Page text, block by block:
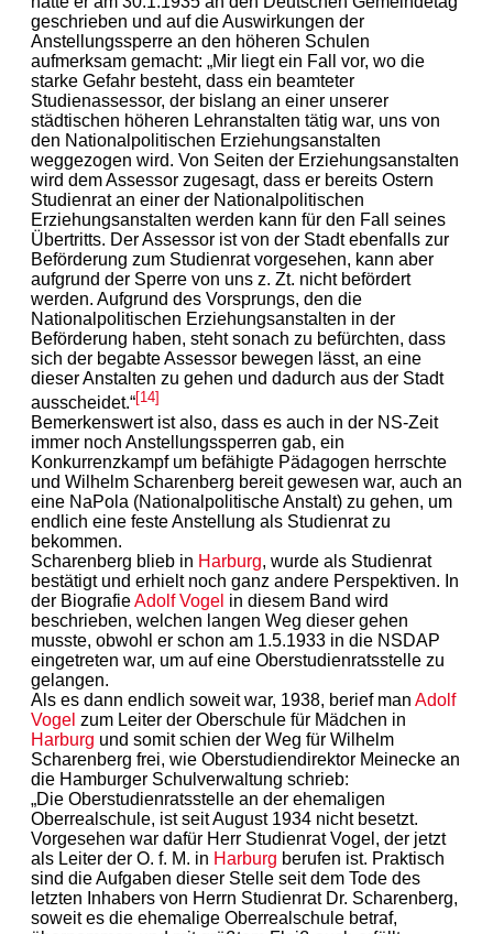
geschrieben und auf die Auswirkungen der
Anstellungssperre an den höheren Schulen
aufmerksam gemacht: „Mir liegt ein Fall vor, wo die
starke Gefahr besteht, dass ein beamteter
Studienassessor, der bislang an einer unserer
städtischen höheren Lehranstalten tätig war, uns von
den Nationalpolitischen Erziehungsanstalten
weggezogen wird. Von Seiten der Erziehungsanstalten
wird dem Assessor zugesagt, dass er bereits Ostern
Studienrat an einer der Nationalpolitischen
Erziehungsanstalten werden kann für den Fall seines
Übertritts. Der Assessor ist von der Stadt ebenfalls zur
Beförderung zum Studienrat vorgesehen, kann aber
aufgrund der Sperre von uns z. Zt. nicht befördert
werden. Aufgrund des Vorsprungs, den die
Nationalpolitischen Erziehungsanstalten in der
Beförderung haben, steht sonach zu befürchten, dass
sich der begabte Assessor bewegen lässt, an eine
dieser Anstalten zu gehen und dadurch aus der Stadt
ausscheidet.“[14]
Bemerkenswert ist also, dass es auch in der NS-Zeit
immer noch Anstellungssperren gab, ein
Konkurrenzkampf um befähigte Pädagogen herrschte
und Wilhelm Scharenberg bereit gewesen war, auch an
eine NaPola (Nationalpolitische Anstalt) zu gehen, um
endlich eine feste Anstellung als Studienrat zu
bekommen.
Scharenberg blieb in Harburg, wurde als Studienrat
bestätigt und erhielt noch ganz andere Perspektiven. In
der BiografieAdolf Vogel in diesem Band wird
beschrieben, welchen langen Weg dieser gehen
musste, obwohl er schon am 1.5.1933 in die NSDAP
eingetreten war, um auf eine Oberstudienratsstelle zu
gelangen.
Als es dann endlich soweit war, 1938, berief man Adolf
Vogel zum Leiter der Oberschule für Mädchen in
Harburg und somit schien der Weg für Wilhelm
Scharenberg frei, wie Oberstudiendirektor Meinecke an
die Hamburger Schulverwaltung schrieb:
„Die Oberstudienratsstelle an der ehemaligen
Oberrealschule, ist seit August 1934 nicht besetzt.
Vorgesehen war dafür Herr Studienrat Vogel, der jetzt
als Leiter der O. f. M. in Harburg berufen ist. Praktisch
sind die Aufgaben dieser Stelle seit dem Tode des
letzten Inhabers von Herrn Studienrat Dr. Scharenberg,
soweit es die ehemalige Oberrealschule betraf,